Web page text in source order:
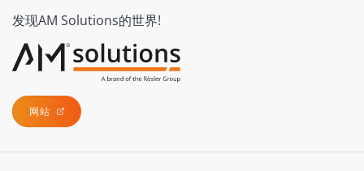
发现AM Solutions的世界!
网站